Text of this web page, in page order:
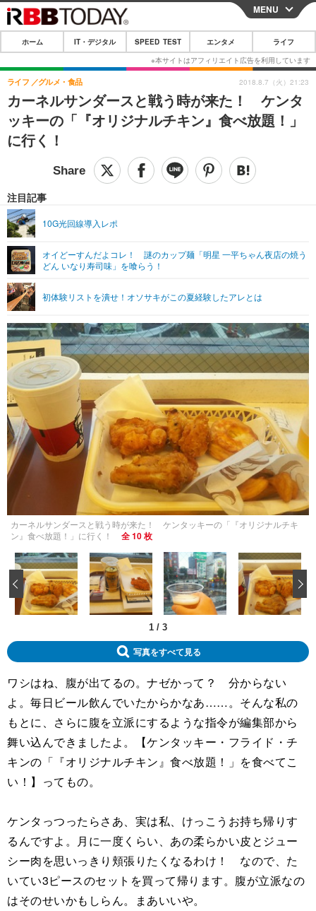
CLOSE
ホーム
IT・デジタル
IT・デジタルTOP スマートフォン
ショッピング その他
SPEED TEST
エンタメ
エンタメTOP 映画・ドラマ
音楽
グラビア ブログ
ペット
その他
リリース一覧
プッシュ通知の停止方法
MENU
ホーム IT・デジタル SPEED TEST エンタメ ライフ
カーネルサンダースと戦う時が来た！ ケンタ
ッキーの「『オリジナルチキン』食べ放題！」
に行く！
ライフ グルメ・食品
注目記事
10G光回線導入レポ
オイどーすんだよコレ！ 謎のカップ麺「明星 一平ちゃん夜店の焼う
どん いなり寿司味」を喰らう！
初体験リストを潰せ！オソサキがこの夏経験したアレとは
2018.8.7（火）21:23
カーネルサンダースと戦う時が来た！ ケンタッキーの「『オリジナルチキ
ン』食べ放題！」に行く！
全 10 枚
1 / 3
‹
写真をすべて見る
ワシはね、腹が出てるの。ナゼかって？ 分からない
よ。毎日ビール飲んでいたからかなあ……。そんな私の
もとに、さらに腹を立派にするような指令が編集部から
舞い込んできましたよ。【ケンタッキー・フライド・チ
キンの「『オリジナルチキン』食べ放題！」を食べてこ
い！】ってもの。
ケンタっつったらさあ、実は私、けっこうお持ち帰りす
るんですよ。月に一度くらい、あの柔らかい皮とジュー
シー肉を思いっきり頬張りたくなるわけ！ なので、た
いてい3ピースのセットを買って帰ります。腹が立派なの
はそのせいかもしらん。まあいいや。